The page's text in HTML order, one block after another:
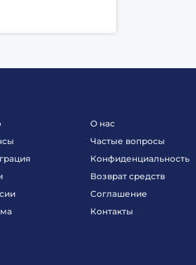
О нас
Частые вопросы
Конфиденциальность
Возврат средств
Соглашение
Контакты